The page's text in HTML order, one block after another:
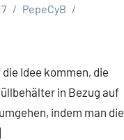
PepeCyB
Idee kommen, die
in Bezug auf
indem man die